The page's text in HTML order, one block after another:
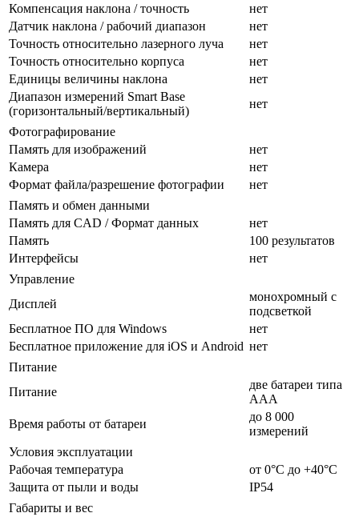
Компенсация наклона / точность
нет
Датчик наклона / рабочий диапазон
нет
Точность относительно лазерного луча
нет
Точность относительно корпуса
нет
Единицы величины наклона
нет
Диапазон измерений Smart Base
(горизонтальный/вертикальный)
нет
Фотографирование
Память для изображений
нет
Камера
нет
Формат файла/разрешение фотографии
нет
Память и обмен данными
Память для CAD / Формат данных
нет
Память
100 результатов
Интерфейсы
нет
Управление
Дисплей
монохромный с
подсветкой
Бесплатное ПО для Windows
нет
Бесплатное приложение для iOS и Android нет
Питание
Питание
две батареи типа
ААА
Время работы от батареи
до 8 000
измерений
Условия эксплуатации
Рабочая температура
от 0°С до +40°С
Защита от пыли и воды
IP54
Габариты и вес